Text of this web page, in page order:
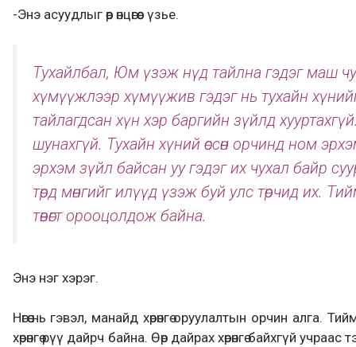
-Энэ асуудлыг өөр өнцөгөөс үзье.
Тухайлбал, Юм үзэж нүд тайлна гэдэг маш
хүмүүжлээр хүмүүжив гэдэг нь тухайн хүнийг
тайлагдсан хүн хэр баргийн зүйлд
шунахгүй. Тухайн хүний өссөн орчинд ном
эрхэм зүйл байсан уу гэдэг их чухал байр
төрд мөнгийг илүүд үзэж буй улс төрчид их.
төвөгт орооцолдож байна.
Энэ нэг хэрэг.
Нөгөө нь гэвэл, манайд хөрөнгө оруулалтын орчин алга.
хөрөнгө рүү дайрч байна. Өөр дайрах хөрөнгө байхгүй